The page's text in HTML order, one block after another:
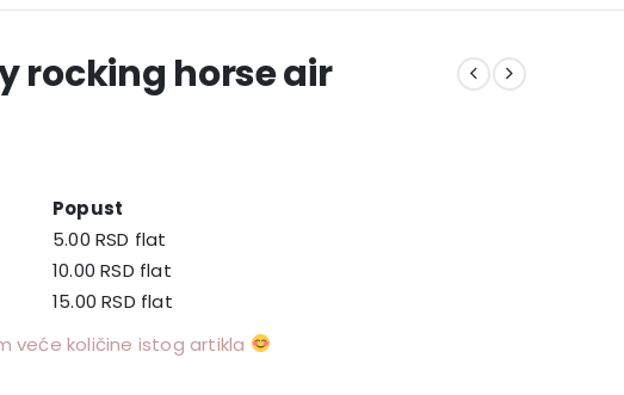
rocking horse air
Popust
5.00 RSD flat
10.00RSD flat
15.00RSD flat
veće količine istog artikla